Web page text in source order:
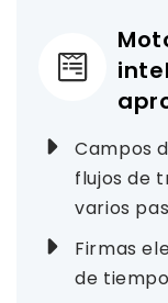
Campos
flujos de
varios
Firmas
de